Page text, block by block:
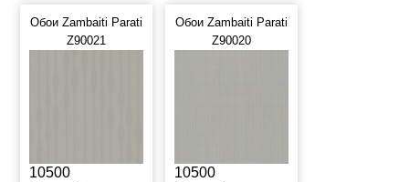
Обои Zambaiti Parati
Z90021
10500
Обои Zambaiti Parati
Z90020
10500